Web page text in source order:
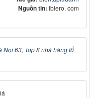
Nguồn tin: ibiero. com
Nội 63, Top 8 nhà hàng tổ